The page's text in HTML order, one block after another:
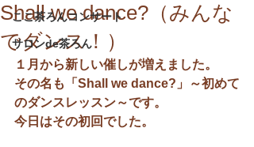
ここ茶ろんコンサート
サロンde茶ろん
Shall we dance?（みんな
でダンス！）
１月から新しい催しが増えました。
その名も「Shall we dance?」～初めて
のダンスレッスン～です。
今日はその初回でした。